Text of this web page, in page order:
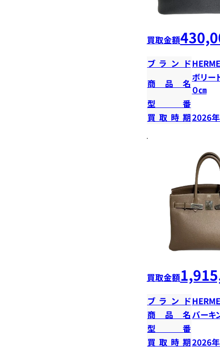
買取金額
ブランド
商品名
ボリー
０㎝
型番
買取時期2026
買取金額
ブランド
商品名 バーキ
型番
買取時期2026